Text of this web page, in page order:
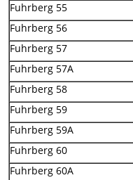
Fuhrberg 55
Fuhrberg 56
Fuhrberg 57
Fuhrberg 57A
Fuhrberg 58
Fuhrberg 59
Fuhrberg 59A
Fuhrberg 60
Fuhrberg 60A